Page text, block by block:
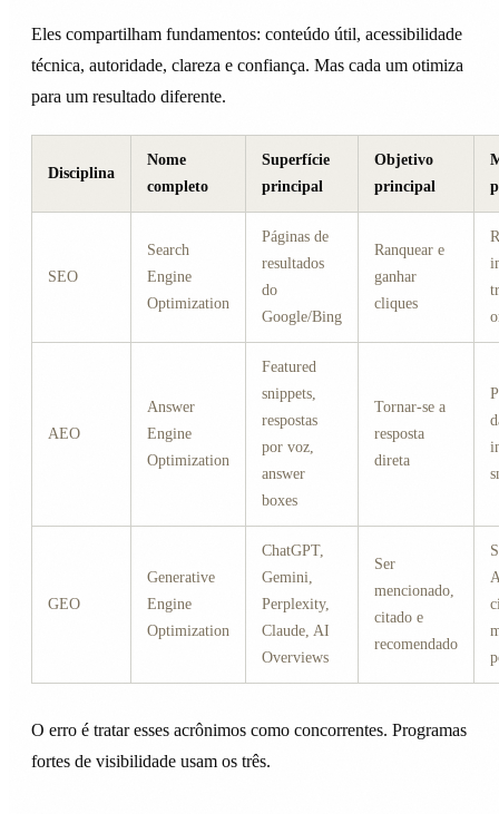
Eles compartilham fundamentos: conteúdo útil, acessibilidade
técnica, autoridade, clareza e confiança. Mas cada um otimiza
para um resultado diferente.
Disciplina
Nome
completo
Superfície
principal
Objetivo
principal
SEO
Search
Engine
Optimization
Páginas de
resultados
do
Google/Bing
Ranquear e
ganhar
cliques
AEO
Answer
Engine
Optimization
Featured
snippets,
respostas
por voz,
answer
boxes
Tornar-se a
resposta
direta
GEO
Generative
Engine
Optimization
ChatGPT,
Gemini,
Perplexity,
Claude, AI
Overviews
Ser
mencionado,
citado e
recomendado
O erro é tratar esses acrônimos como concorrentes. Programas
fortes de visibilidade usam os três.